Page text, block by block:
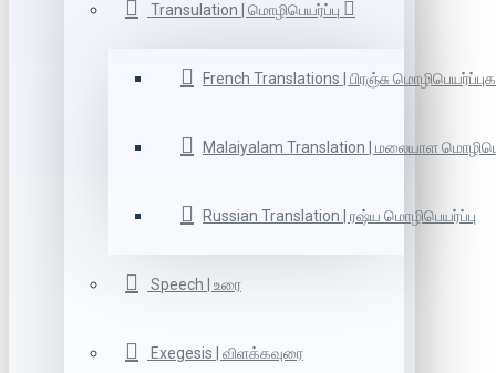
Transulation | மொழிபெயர்ப்பு
French Translations | பிரஞ்சு
Malaiyalam Translation | மலையாள
Russian Translation | ரஷ்ய மொழிபெயர்ப்பு
Speech | உரை
Exegesis | விளக்கவுரை